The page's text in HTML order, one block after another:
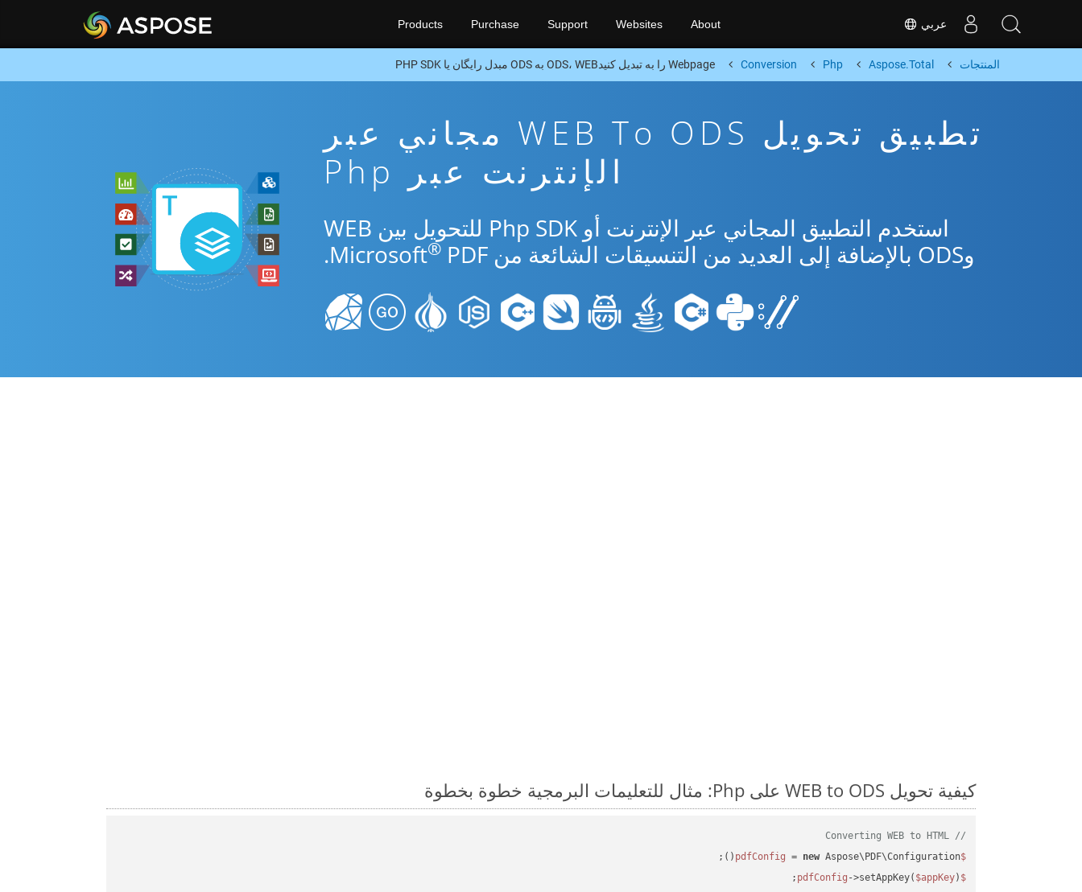
عربي Products Purchase Support Websites About
المنتجات Aspose.Total
Php
Conversion Webpage را به تبدیل کنیدODS، WEB به ODS مبدل رایگان یا PHP SDK
تطبيق تحويل WEB To ODS مجاني عبر
الإنترنت عبر Php
استخدم التطبيق المجاني عبر الإنترنت أو Php SDK للتحويل بين WEB
وODS بالإضافة إلى العديد من التنسيقات الشائعة من Microsoft
® PDF.
كيفية تحويل WEB to ODS على Php: مثال للتعليمات البرمجية خطوة بخطوة
// Converting WEB to HTML
$pdfConfig
= new Aspose\PDF\Configuration();
$pdfConfig
->setAppKey( $appKey);